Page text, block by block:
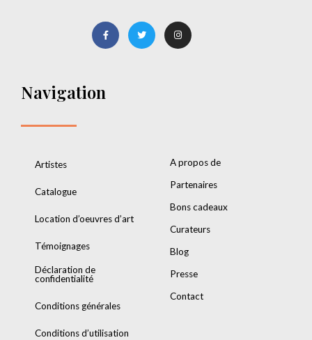
Navigation
Artistes
Catalogue
Location d’oeuvres d’art
Témoignages
Déclaration de
confidentialité
Conditions générales
Conditions d’utilisation
A propos de
Partenaires
Bons cadeaux
Curateurs
Blog
Presse
Contact